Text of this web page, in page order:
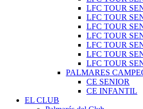
LFC TOUR
LFC TOUR
LFC TOUR
LFC TOUR
LFC TOUR
LFC TOUR
LFC TOUR
PALMARES
CE SENIOR
CE INFANTIL
EL CLUB